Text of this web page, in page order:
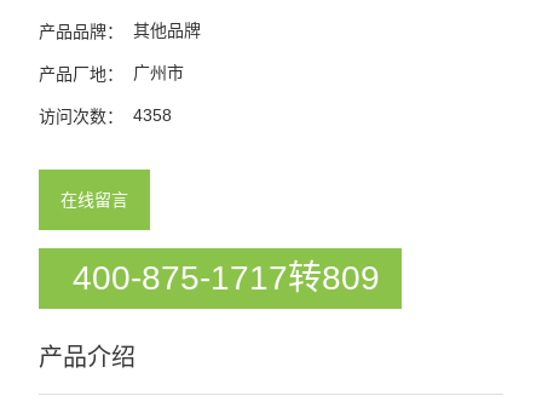
产品品牌： 其他品牌
产品厂地： 广州市
访问次数： 4358
在线留言
400-875-1717转809
产品介绍